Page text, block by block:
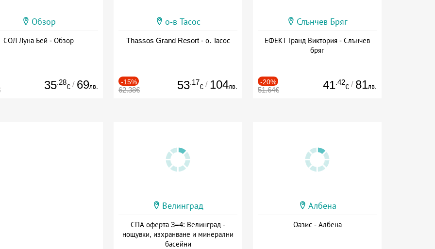
Обзор
СОЛ Луна Бей - Обзор
35.28
€ / 69лв.
о-в Тасос
Thassos Grand Resort - о. Тасос
-15%
62.38€ 53.17
€ / 104лв.
Слънчев Бряг
ЕФЕКТ Гранд Виктория - Слънчев
бряг
-20%
51.64€ 41.42
€ / 81лв.
Велинград
СПА оферта 3=4: Велинград -
нощувки, изхранване и минерални
басейни
Албена
Оазис - Албена